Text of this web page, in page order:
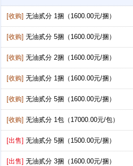
[收购]无油贰分 1捆（1600.00元/捆）
[收购]无油贰分 5捆（1600.00元/捆）
[收购]无油贰分 2捆（1600.00元/捆）
[收购]无油贰分 1捆（1600.00元/捆）
[收购]无油贰分 5捆（1600.00元/捆）
[收购]无油贰分 1包（17000.00元/包）
[出售]无油贰分 5捆（1500.00元/捆）
[出售]无油贰分 3捆（1600.00元/捆）